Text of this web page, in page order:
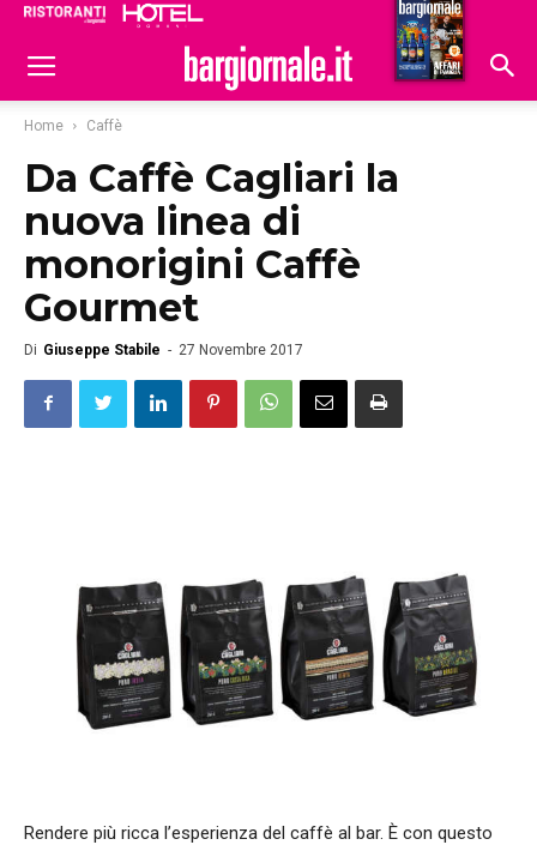
Hoteldomani
Home Caffè
Da Caffè Cagliari la
nuova linea di
monorigini Caffè
Gourmet
Di Giuseppe Stabile - 27 Novembre 2017
Rendere più ricca l’esperienza del caffè al bar. È con questo